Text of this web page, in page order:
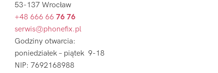
53-137 Wrocław
+48 666 66 76 76
serwis@phonefix.pl
Godziny otwarcia:
poniedziałek – piątek 9-18
NIP: 7692168988